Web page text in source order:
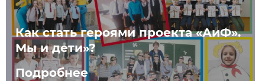
Как стать героями проекта «АиФ».
Мы и дети»?
Подробнее